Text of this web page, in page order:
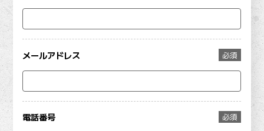
メールアドレス 必須
電話番号 必須